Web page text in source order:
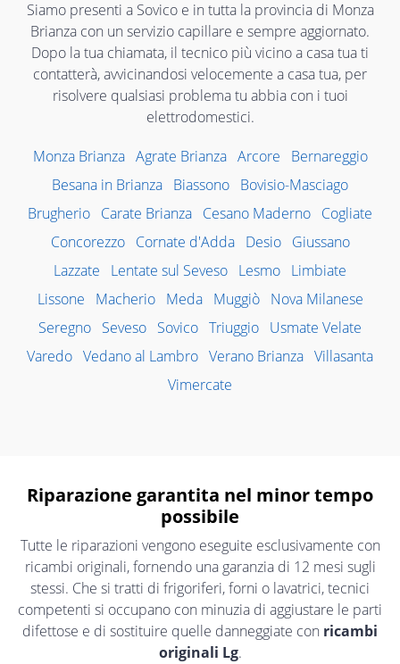
Siamo presenti a Sovico e in tutta la provincia di Monza
Brianza con un servizio capillare e sempre aggiornato.
Dopo la tua chiamata, il tecnico più vicino a casa tua ti
contatterà, avvicinandosi velocemente a casa tua, per
risolvere qualsiasi problema tu abbia con i tuoi
elettrodomestici.
Monza Brianza Agrate Brianza Arcore
Bernareggio
Besana in Brianza Biassono Bovisio-Masciago
Brugherio Carate Brianza Cesano Maderno Cogliate
Concorezzo
Cornate d'Adda Desio
Giussano
Lazzate
Lentate sul Seveso Lesmo Limbiate
Lissone
Macherio Meda Muggiò
Nova Milanese
Seregno Seveso Sovico Triuggio Usmate Velate
Varedo Vedano al Lambro Verano Brianza Villasanta
Vimercate
Riparazione garantita nel minor tempo
possibile
Tutte le riparazioni vengono eseguite esclusivamente con
ricambi originali, fornendo una garanzia di 12 mesi sugli
stessi. Che si tratti di frigoriferi, forni o lavatrici, tecnici
competenti si occupano con minuzia di aggiustare le parti
difettose e di sostituire quelle danneggiate con ricambi
originali Lg.